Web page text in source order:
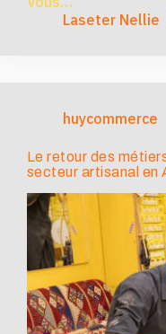
Laseter Nellie
huycommerce
Le retour des
secteur artisanal en